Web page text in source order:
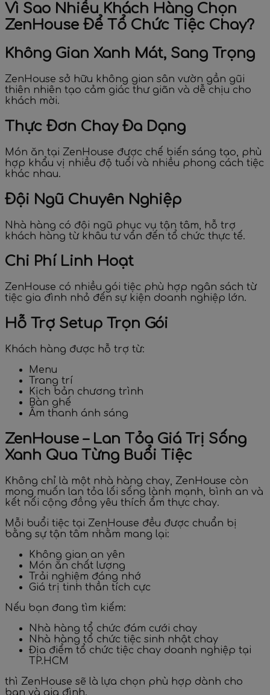
Vì Sao Nhiều Khách Hàng Chọn
ZenHouse Để Tổ Chức Tiệc Chay?
Không Gian Xanh Mát, Sang Trọng
ZenHouse sở hữu không gian sân vườn gần gũi
thiên nhiên tạo cảm giác thư giãn và dễ chịu cho
khách mời.
Thực Đơn Chay Đa Dạng
Món ăn tại ZenHouse được chế biến sáng tạo, phù
hợp khẩu vị nhiều độ tuổi và nhiều phong cách tiệc
khác nhau.
Đội Ngũ Chuyên Nghiệp
Nhà hàng có đội ngũ phục vụ tận tâm, hỗ trợ
khách hàng từ khâu tư vấn đến tổ chức thực tế.
Chi Phí Linh Hoạt
ZenHouse có nhiều gói tiệc phù hợp ngân sách từ
tiệc gia đình nhỏ đến sự kiện doanh nghiệp lớn.
Hỗ Trợ Setup Trọn Gói
Khách hàng được hỗ trợ từ:
Menu
Trang trí
Kịch bản chương trình
Bàn ghế
Âm thanh ánh sáng
ZenHouse – Lan Tỏa Giá Trị Sống
Xanh Qua Từng Buổi Tiệc
Không chỉ là một nhà hàng chay, ZenHouse còn
mong muốn lan tỏa lối sống lành mạnh, bình an và
kết nối cộng đồng yêu thích ẩm thực chay.
Mỗi buổi tiệc tại ZenHouse đều được chuẩn bị
bằng sự tận tâm nhằm mang lại:
Không gian an yên
Món ăn chất lượng
Trải nghiệm đáng nhớ
Giá trị tinh thần tích cực
Nếu bạn đang tìm kiếm:
Nhà hàng tổ chức đám cưới chay
Nhà hàng tổ chức tiệc sinh nhật chay
Địa điểm tổ chức tiệc chay doanh nghiệp tại
TP.HCM
thì ZenHouse sẽ là lựa chọn phù hợp dành cho
bạn và gia đình.